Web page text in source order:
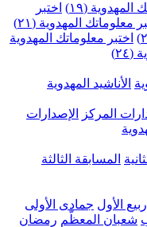
المهدوية (١٩)
اختبر
معلوماتك المهدوية (٢١)
اختبر معلوماتك المهدوية
الأناشيد المهدوية
المركز
الإصدارات
المسابقة الثالثة
ربيع الأول جمادى الأولى
شعبان المعظّم رمضان